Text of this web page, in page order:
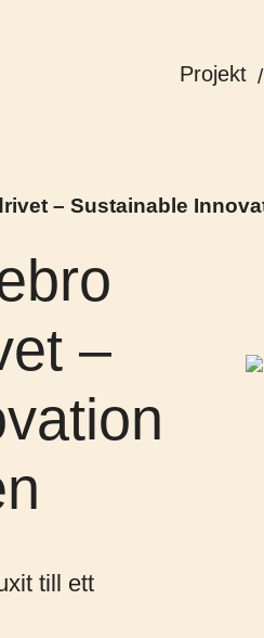
Projekt
– Sustainable
–
till ett